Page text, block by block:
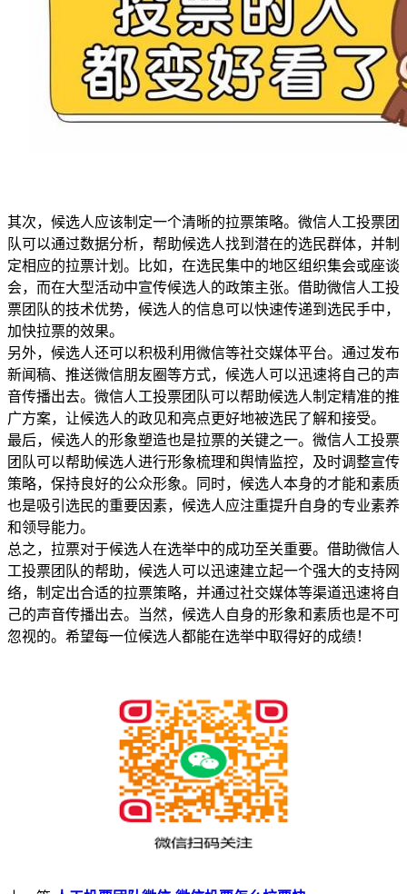
其次，候选人应该制定一个清晰的拉票策略。微信人工投票团
队可以通过数据分析，帮助候选人找到潜在的选民群体，并制
定相应的拉票计划。比如，在选民集中的地区组织集会或座谈
会，而在大型活动中宣传候选人的政策主张。借助微信人工投
票团队的技术优势，候选人的信息可以快速传递到选民手中，
加快拉票的效果。
另外，候选人还可以积极利用微信等社交媒体平台。通过发布
新闻稿、推送微信朋友圈等方式，候选人可以迅速将自己的声
音传播出去。微信人工投票团队可以帮助候选人制定精准的推
广方案，让候选人的政见和亮点更好地被选民了解和接受。
最后，候选人的形象塑造也是拉票的关键之一。微信人工投票
团队可以帮助候选人进行形象梳理和舆情监控，及时调整宣传
策略，保持良好的公众形象。同时，候选人本身的才能和素质
也是吸引选民的重要因素，候选人应注重提升自身的专业素养
和领导能力。
总之，拉票对于候选人在选举中的成功至关重要。借助微信人
工投票团队的帮助，候选人可以迅速建立起一个强大的支持网
络，制定出合适的拉票策略，并通过社交媒体等渠道迅速将自
己的声音传播出去。当然，候选人自身的形象和素质也是不可
忽视的。希望每一位候选人都能在选举中取得好的成绩！